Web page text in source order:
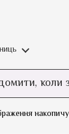
коли